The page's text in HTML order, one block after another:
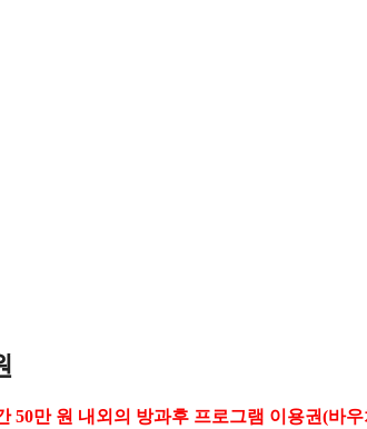
50만 원 내외의 방과후 프로그램 이용권(바우